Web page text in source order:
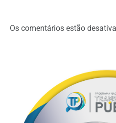
Os comentários estão